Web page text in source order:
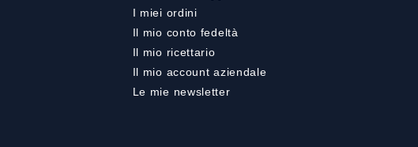
I miei ordini
Il mio conto fedeltà
Il mio ricettario
Il mio account aziendale
Le mie newsletter